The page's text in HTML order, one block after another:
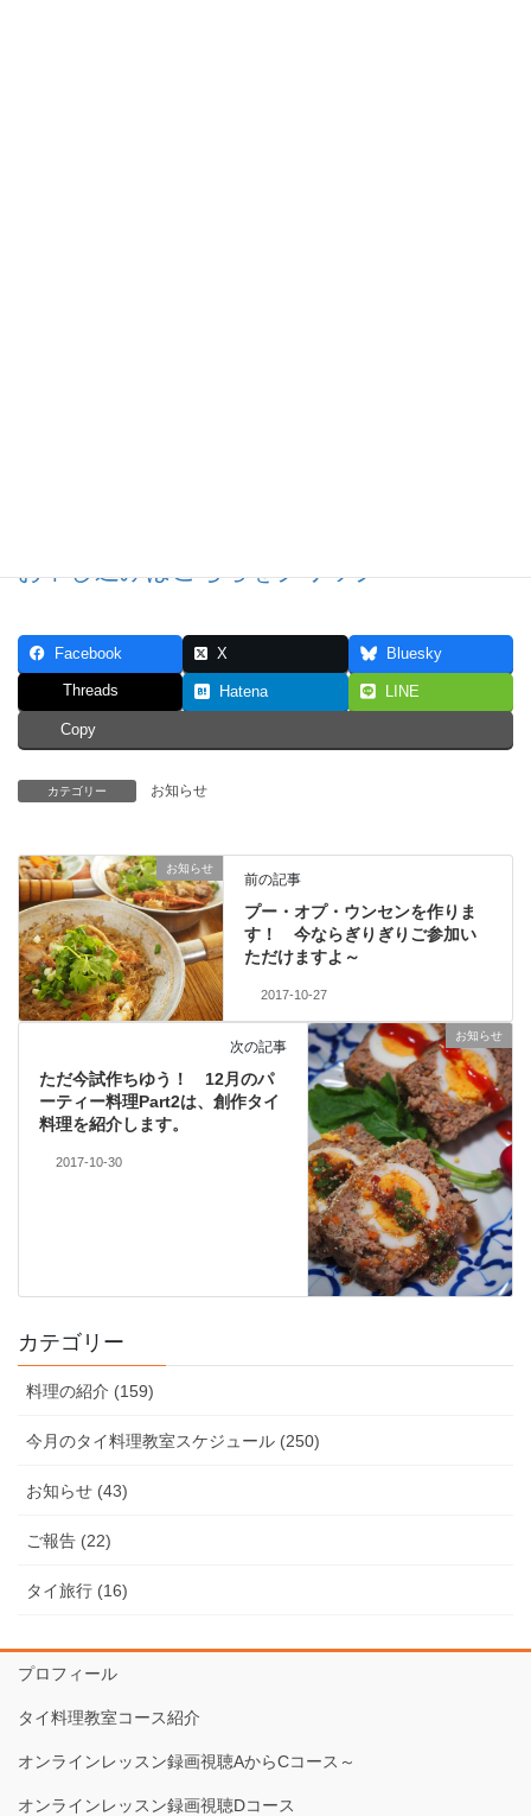
お申し込みはこちらをクリック
Facebook X Bluesky
Threads Hatena LINE
Copy
カテゴリー お知らせ
お知らせ
前の記事
プー・オプ・ウンセンを作りま
す！ 今ならぎりぎりご参加い
ただけますよ～
2017-10-27
お知らせ
次の記事
ただ今試作ちゆう！ 12月のパ
ーティー料理Part2は、創作タイ
料理を紹介します。
2017-10-30
カテゴリー
料理の紹介 (159)
今月のタイ料理教室スケジュール (250)
お知らせ (43)
ご報告 (22)
タイ旅行 (16)
プロフィール
タイ料理教室コース紹介
オンラインレッスン録画視聴AからCコース～
オンラインレッスン録画視聴Dコース